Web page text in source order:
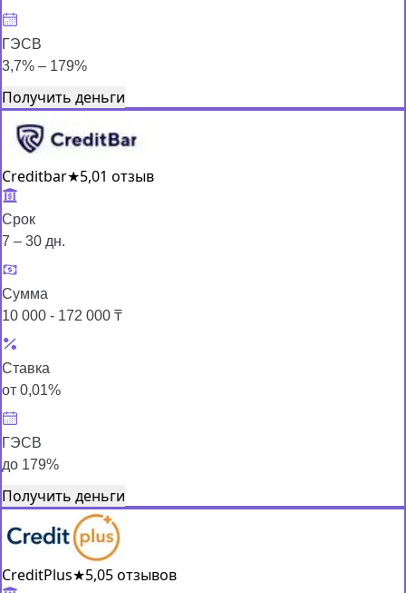
ГЭСВ
3,7% – 179%
Получить деньги
Creditbar★5,01 отзыв
Срок
7 – 30 дн.
Сумма
10 000 - 172 000 ₸
Ставка
от 0,01%
ГЭСВ
до 179%
Получить деньги
CreditPlus★5,05 отзывов